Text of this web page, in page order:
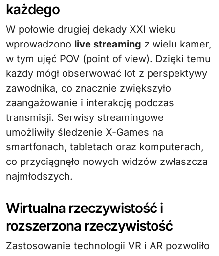
każdego
W połowie drugiej dekady XXI wieku
wprowadzono live streaming z wielu kamer,
w tym ujęć POV (point of view). Dzięki temu
każdy mógł obserwować lot z perspektywy
zawodnika, co znacznie zwiększyło
zaangażowanie i interakcję podczas
transmisji. Serwisy streamingowe
umożliwiły śledzenie X-Games na
smartfonach, tabletach oraz komputerach,
co przyciągnęło nowych widzów zwłaszcza
najmłodszych.
Wirtualna rzeczywistość i
rozszerzona rzeczywistość
Zastosowanie technologii VR i AR pozwoliło